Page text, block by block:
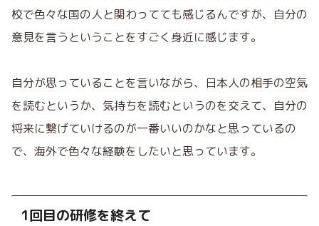
校で色々な国の人と関わってても感じるんですが、自分の
意見を言うということをすごく身近に感じます。
自分が思っていることを言いながら、日本人の相手の空気
を読むというか、気持ちを読むというのを交えて、自分の
将来に繋げていけるのが一番いいのかなと思っているの
で、海外で色々な経験をしたいと思っています。
1回目の研修を終えて